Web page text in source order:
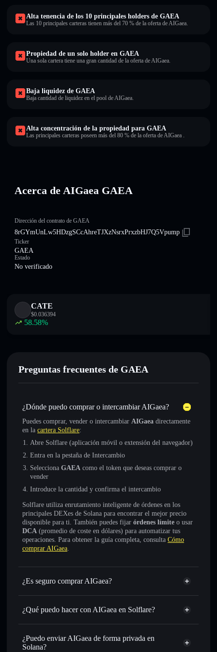
Alta tenencia de los 10 principales holders de GAEA
Las 10 principales carteras tienen más del 70 % de la oferta de AIGaea.
Propiedad de un solo holder en GAEA
Una sola cartera tiene una gran cantidad de la oferta de AIGaea.
Baja liquidez de GAEA
Baja cantidad de liquidez en el pool de AIGaea.
Alta concentración de la propiedad para GAEA
Las principales carteras poseen más del 80 % de la oferta de AIGaea .
Acerca de AIGaea GAEA
Dirección del contrato de GAEA
8rGYmUnLw5HDzgSCcAhreTJXzNsrxPrxzbHJ7Q5Vpump
Ticker
GAEA
Estado
No verificado
CATE
$0.036394
58.58%
Preguntas frecuentes de GAEA
¿Dónde puedo comprar o intercambiar AIGaea?
Puedes comprar, vender o intercambiar AIGaea directamente
en la cartera Solflare:
Abre Solflare (aplicación móvil o extensión del navegador)
Entra en la pestaña de Intercambio
Selecciona GAEA como el token que deseas comprar o
vender
Introduce la cantidad y confirma el intercambio
Solflare utiliza enrutamiento inteligente de órdenes en los
principales DEXes de Solana para encontrar el mejor precio
disponible para ti. También puedes fijar órdenes límite o usar
DCA (promedio de coste en dólares) para automatizar tus
operaciones. Para obtener la guía completa, consulta Cómo
comprar AIGaea.
¿Es seguro comprar AIGaea?
AIGaea no está verificado
¿Qué puedo hacer con AIGaea en Solflare?
AIGaea
cartera de Solflare
Intercambiar al instante : operar con GAEA para SOL,
USDC o miles de otros tokens de Solana con enrutamiento
¿Puedo enviar AIGaea de forma privada en
Solana?